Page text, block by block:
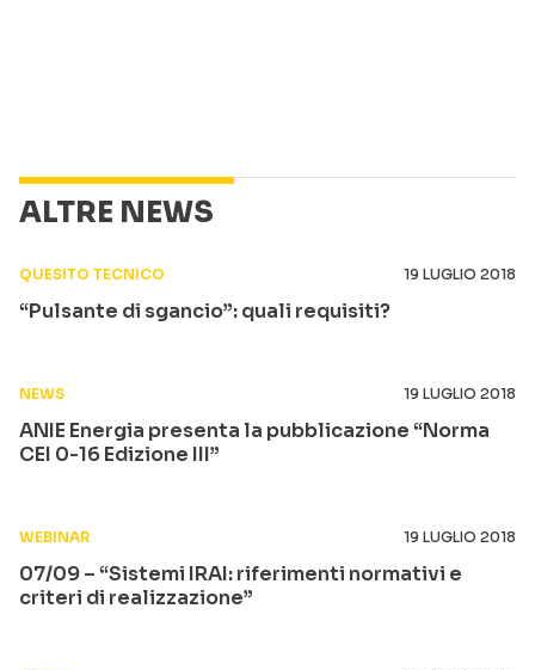
ALTRE NEWS
QUESITO TECNICO 19 LUGLIO 2018
“Pulsante di sgancio”: quali requisiti?
NEWS 19 LUGLIO 2018
ANIE Energia presenta la pubblicazione “Norma
CEI 0-16 Edizione III”
WEBINAR 19 LUGLIO 2018
07/09 – “Sistemi IRAI: riferimenti normativi e
criteri di realizzazione”